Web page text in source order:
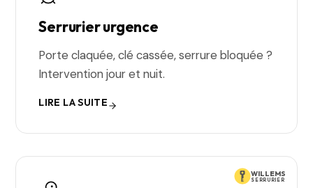
Serrurier urgence
Porte claquée, clé cassée, serrure bloquée ?
Intervention jour et nuit.
LIRE LA SUITE
WILLEMS
SERRURIER